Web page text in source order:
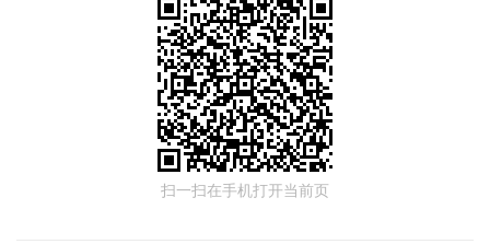
扫一扫在手机打开当前页